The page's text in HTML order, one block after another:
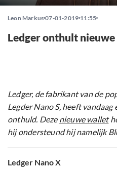
Leon Markus 07-01-2019 11:55
Ledger onthult
Ledger, de fabrikant van de
Legder Nano S, heeft
onthuld. Deze nieuwe wallet
hij ondersteund hij namelijk
Ledger Nano X